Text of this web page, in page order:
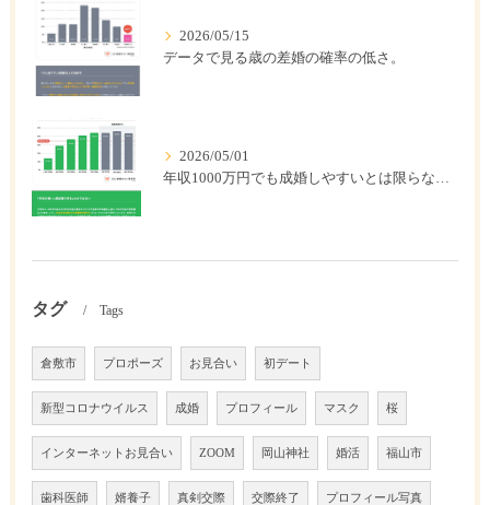
2026/05/15
データで見る歳の差婚の確率の低さ。
2026/05/01
年収1000万円でも成婚しやすいとは限らない? 「年収帯別の成婚率」のリアル
タグ Tags
倉敷市 プロポーズ お見合い 初デート
新型コロナウイルス 成婚 プロフィール マスク 桜
インターネットお見合い ZOOM 岡山神社 婚活 福山市
歯科医師 婿養子 真剣交際 交際終了 プロフィール写真